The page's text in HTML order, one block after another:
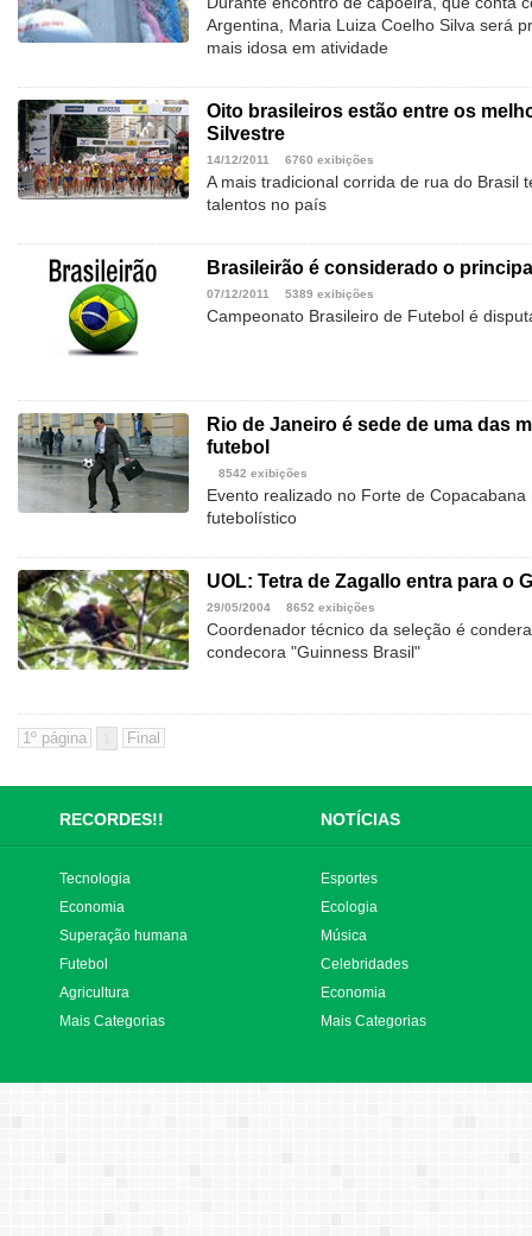
Argentina, Maria Luiza Coelho Silva será
mais idosa em atividade
Oito brasileiros estão entre os
Silvestre
14/12/2011 6760 exibições
A mais tradicional corrida de rua do Brasil
talentos no país
Brasileirão é considerado o
07/12/2011 5389 exibições
Campeonato Brasileiro de Futebol é
Rio de Janeiro é sede de uma das
futebol
8542 exibições
Evento realizado no Forte de
futebolístico
UOL: Tetra de Zagallo entra para o
29/05/2004 8652 exibições
Coordenador técnico da seleção é
condecora "Guinness Brasil"
RECORDES!! NOTÍCIAS
Tecnologia
Economia
Superação humana
Futebol
Agricultura
Mais Categorias
Esportes
Ecologia
Música
Celebridades
Economia
Mais Categorias